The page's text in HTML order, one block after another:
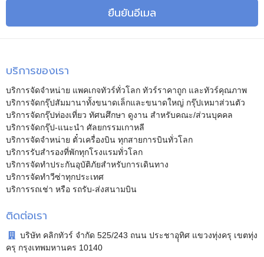
ยืนยันอีเมล
บริการของเรา
บริการจัดจำหน่าย แพคเกจทัวร์ทั่วโลก ทัวร์ราคาถูก และทัวร์คุณภาพ
บริการจัดกรุ๊ปสัมมานาทั้งขนาดเล็กและขนาดใหญ่ กรุ๊ปเหมาส่วนตัว
บริการจัดกรุ๊ปท่องเที่ยว ทัศนศึกษา ดูงาน สำหรับคณะ/ส่วนบุคคล
บริการจัดกรุ๊ป-แนะนำ ศัลยกรรมเกาหลี
บริการจัดจำหน่าย ตั๋วเครื่องบิน ทุกสายการบินทั่วโลก
บริการรับสำรองที่พักทุกโรงแรมทั่วโลก
บริการจัดทำประกันอุบัติภัยสำหรับการเดินทาง
บริการจัดทำวีซ่าทุกประเทศ
บริการรถเช่า หรือ รถรับ-ส่งสนามบิน
ติดต่อเรา
บริษัท คลิกทัวร์ จำกัด 525/243 ถนน ประชาอุุทิศ แขวงทุ่งครุ เขตทุ่ง
ครุ กรุงเทพมหานคร 10140